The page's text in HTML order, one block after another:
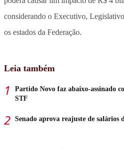
considerando o Executivo,
os estados da Federação.
Leia também
Partido Novo faz abaixo-assinado
STF
Senado aprova reajuste de salários